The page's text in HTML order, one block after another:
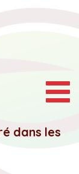
dans les